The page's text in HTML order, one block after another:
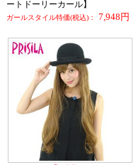
ートドーリーカール】
ガールスタイル特価(税込)： 7,948円